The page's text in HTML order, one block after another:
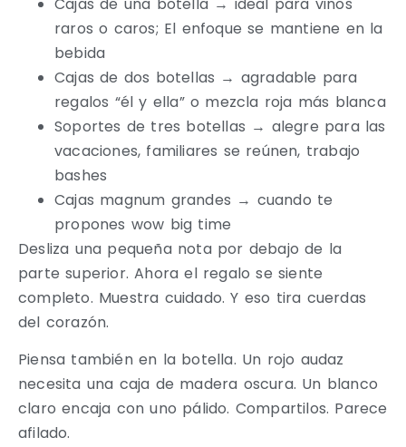
raros o caros; El enfoque se mantiene en la
bebida
Cajas de dos botellas → agradable para
regalos “él y ella” o mezcla roja más blanca
Soportes de tres botellas → alegre para las
vacaciones, familiares se reúnen, trabajo
bashes
Cajas magnum grandes → cuando te
propones wow big time
Desliza una pequeña nota por debajo de la
parte superior. Ahora el regalo se siente
completo. Muestra cuidado. Y eso tira cuerdas
del corazón.
Piensa también en la botella. Un rojo audaz
necesita una caja de madera oscura. Un blanco
claro encaja con uno pálido. Compartilos. Parece
afilado.